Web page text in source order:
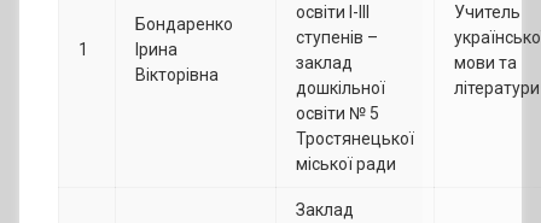
1
Бондаренко
Ірина
Вікторівна
освіти І-ІІІ
ступенів –
заклад
дошкільної
освіти № 5
Тростянецької
міської ради
Учитель
мови та
літератури
Заклад